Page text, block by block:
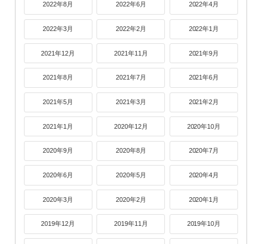
2022年8月 2022年6月 2022年4月
2022年3月 2022年2月 2022年1月
2021年12月 2021年11月 2021年9月
2021年8月 2021年7月 2021年6月
2021年5月 2021年3月 2021年2月
2021年1月 2020年12月 2020年10月
2020年9月 2020年8月 2020年7月
2020年6月 2020年5月 2020年4月
2020年3月 2020年2月 2020年1月
2019年12月 2019年11月 2019年10月